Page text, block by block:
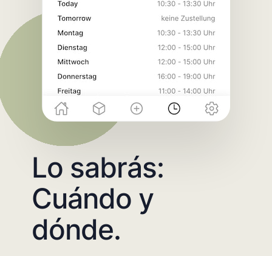
Lo sabrás:
Cuándo y
dónde.